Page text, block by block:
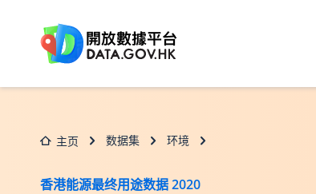
主页 数据集 环境
香港能源最终用途数据 2020